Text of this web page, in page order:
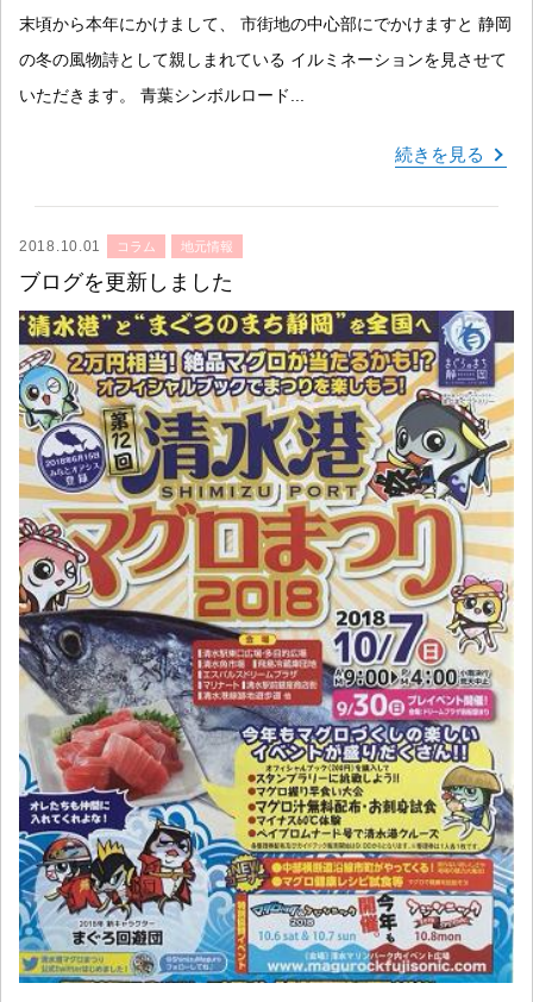
末頃から本年にかけまして、 市街地の中心部にでかけますと 静岡
の冬の風物詩として親しまれている イルミネーションを見させて
いただきます。 青葉シンボルロード...
続きを見る
2018.10.01 コラム 地元情報
ブログを更新しました